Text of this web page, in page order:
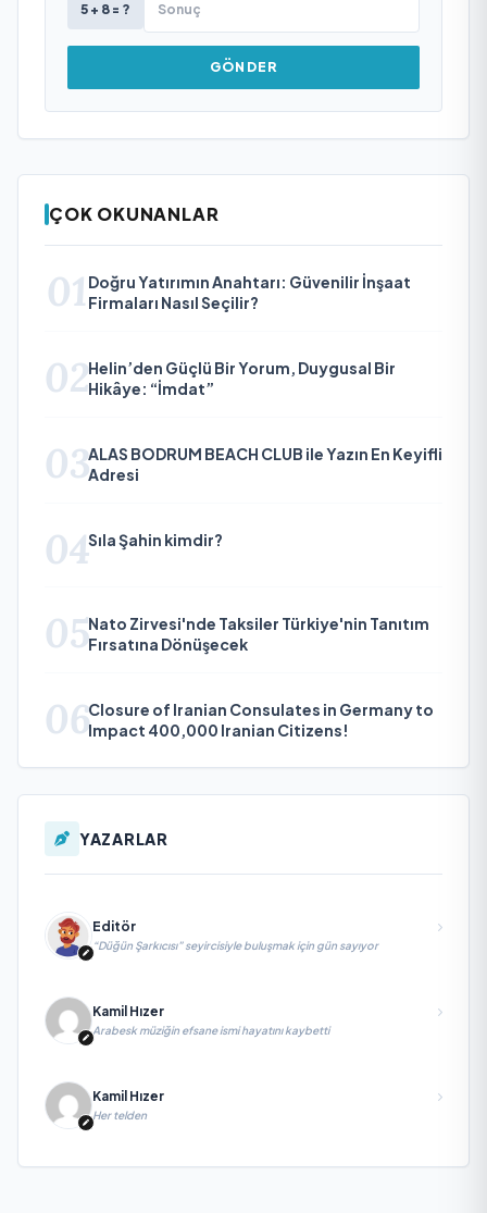
5 + 8 = ?
GÖNDER
ÇOK OKUNANLAR
01 Doğru Yatırımın Anahtarı: Güvenilir İnşaat
Firmaları Nasıl Seçilir?
02Helin’den Güçlü Bir Yorum, Duygusal Bir
Hikâye: “İmdat”
03ALAS BODRUM BEACH CLUB ile Yazın En Keyifli
Adresi
04Sıla Şahin kimdir?
05Nato Zirvesi'nde Taksiler Türkiye'nin Tanıtım
Fırsatına Dönüşecek
06Closure of Iranian Consulates in Germany to
Impact 400,000 Iranian Citizens!
YAZARLAR
Editör
“Düğün Şarkıcısı” seyircisiyle buluşmak için gün sayıyor
Kamil Hızer
Arabesk müziğin efsane ismi hayatını kaybetti
Kamil Hızer
Her telden